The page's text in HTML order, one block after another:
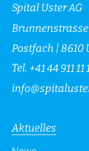
Spital Uster AG
Postfach | 8610
Tel. +41 44 911 11
info@
Aktuelles